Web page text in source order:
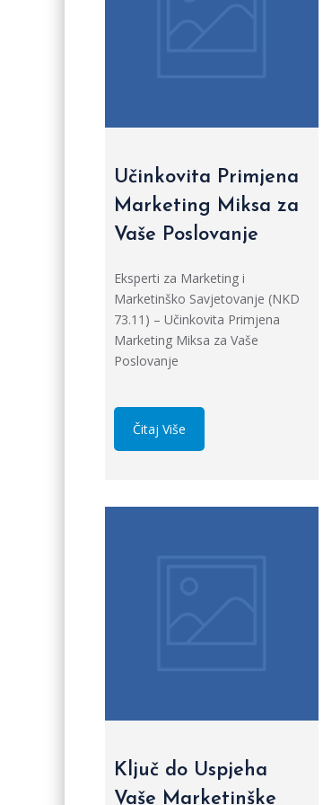
Učinkovita Primjena
Marketing Miksa za
Vaše Poslovanje
Eksperti za Marketing i
Marketinško Savjetovanje (NKD
73.11) – Učinkovita Primjena
Marketing Miksa za Vaše
Poslovanje
Čitaj Više
Ključ do Uspjeha
Vaše Marketinške